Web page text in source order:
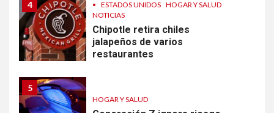
4 • ESTADOS UNIDOS HOGAR Y SALUD
NOTICIAS
Chipotle retira chiles
jalapeños de varios
restaurantes
5
HOGAR Y SALUD